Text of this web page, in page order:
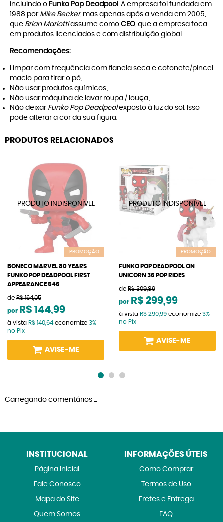
incluindo o Funko Pop Deadpool . A empresa foi fundada em
1988 por Mike Becker, mas apenas após a venda em 2005,
que Brian Mariottiassume como CEO, que a empresa foca
em produtos licenciados e com distribuição global.
Recomendações:
Limpar com frequência com flanela seca e cotonete/pincel
macio para tirar o pó;
Não usar produtos químicos;
Não usar máquina de lavar roupa / louça;
Não deixar Funko Pop Deadpoolexposto à luz do sol. Isso
pode alterar a cor da sua figura.
PRODUTOS RELACIONADOS
PROMOÇÃO
BONECO MARVEL 80 YEARS
FUNKO POP DEADPOOL FIRST
APPEARANCE 546
de R$ 164,05
por R$ 144,99
à vista R$ 140,64economize 3%
no Pix
AVISE-ME
PROMOÇÃO
FUNKO POP DEADPOOL ON
UNICORN 36 POP RIDES
de R$ 309,89
por R$ 299,99
à vista R$ 290,99 economize 3%
no Pix
AVISE-ME
Carregando comentários ...
INSTITUCIONAL
Página Inicial
Fale Conosco
Mapa do Site
Quem Somos
INFORMAÇÕES ÚTEIS
Como Comprar
Termos de Uso
Fretes e Entrega
FAQ